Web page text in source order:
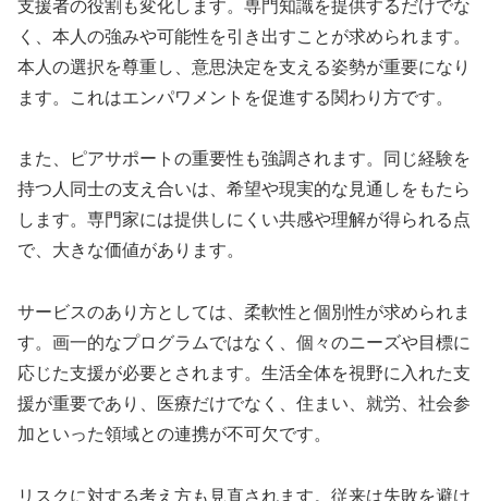
支援者の役割も変化します。専門知識を提供するだけでな
く、本人の強みや可能性を引き出すことが求められます。
本人の選択を尊重し、意思決定を支える姿勢が重要になり
ます。これはエンパワメントを促進する関わり方です。
また、ピアサポートの重要性も強調されます。同じ経験を
持つ人同士の支え合いは、希望や現実的な見通しをもたら
します。専門家には提供しにくい共感や理解が得られる点
で、大きな価値があります。
サービスのあり方としては、柔軟性と個別性が求められま
す。画一的なプログラムではなく、個々のニーズや目標に
応じた支援が必要とされます。生活全体を視野に入れた支
援が重要であり、医療だけでなく、住まい、就労、社会参
加といった領域との連携が不可欠です。
リスクに対する考え方も見直されます。従来は失敗を避け